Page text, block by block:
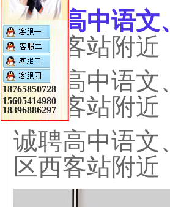
诚聘高中语文
区西客站附近
诚聘高中语文
区西客站附近
诚聘高中语文
区西客站附近
18765850728
15605414980
18396886297